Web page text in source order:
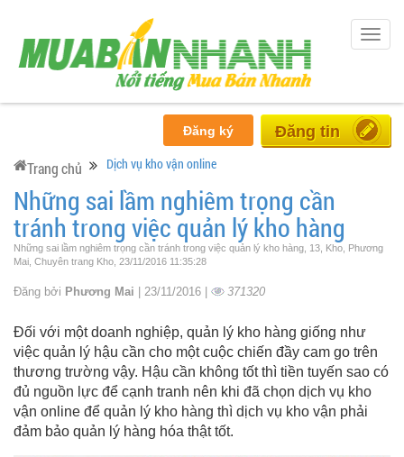
Đăng ký Miễn phí
Trang chủ Dịch vụ kho vận online
Những sai lầm nghiêm trọng cần
tránh trong việc quản lý kho hàng
Những sai lầm nghiêm trọng cần tránh trong việc quản lý kho hàng, 13, Kho, Phương
Mai, Chuyên trang Kho, 23/11/2016 11:35:28
Đăng bởi Phương Mai | 23/11/2016 | 371320
Đối với một doanh nghiệp, quản lý kho hàng giống như
việc quản lý hậu cần cho một cuộc chiến đầy cam go trên
thương trường vậy. Hậu cần không tốt thì tiền tuyến sao có
đủ nguồn lực để cạnh tranh nên khi đã chọn dịch vụ kho
vận online để quản lý kho hàng thì dịch vụ kho vận phải
đảm bảo quản lý hàng hóa thật tốt.